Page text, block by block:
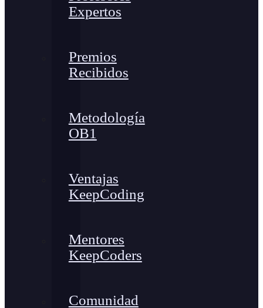
Expertos
Premios
Recibidos
Metodología
OB1
Ventajas
KeepCoding
Mentores
KeepCoders
Comunidad